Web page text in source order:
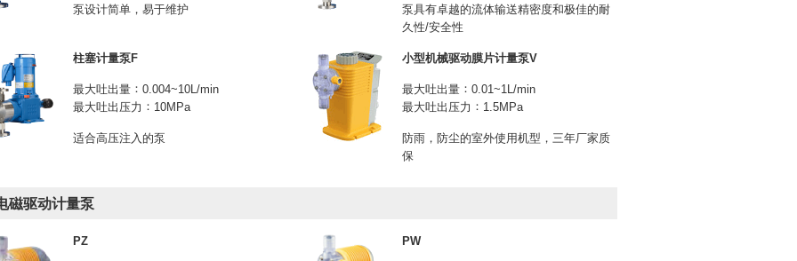
泵设计简单，易于维护
泵具有卓越的流体输送精密度和极佳的耐
久性/安全性
柱塞计量泵F
最大吐出量
0.004~10L/min
最大吐出压力
10MPa
适合高压注入的泵
小型机械驱动膜片计量泵V
最大吐出量
0.01~1L/min
最大吐出压力
1.5MPa
防雨，防尘的室外使用机型，三年厂家质
保
磁驱动计量泵
PZ PW